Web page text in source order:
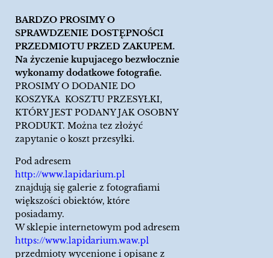
BARDZO PROSIMY O
SPRAWDZENIE DOSTĘPNOŚCI
PRZEDMIOTU PRZED ZAKUPEM.
Na życzenie kupujacego bezwłocznie
wykonamy dodatkowe fotografie.
PROSIMY O DODANIE DO
KOSZYKA KOSZTU PRZESYŁKI,
KTÓRY JEST PODANY JAK OSOBNY
PRODUKT. Można tez złożyć
zapytanie o koszt przesyłki.
Pod adresem
http://www.lapidarium.pl
znajdują się galerie z fotografiami
większości obiektów, które
posiadamy.
W sklepie internetowym pod adresem
https://www.lapidarium.waw.pl
przedmioty wycenione i opisane z